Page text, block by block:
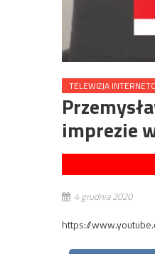
TELEWIZJA
imprezie
4 grudnia 2020
https://